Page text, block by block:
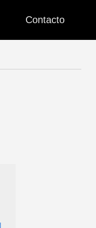
Contacto